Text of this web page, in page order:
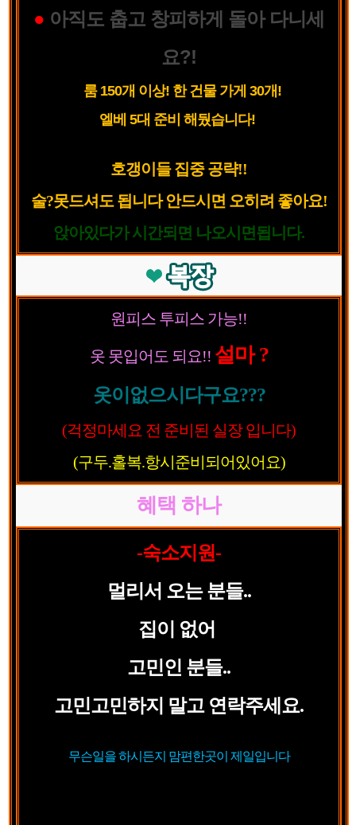
● 아직도 춥고 창피하게 돌아 다니세
요?!
룸 150개 이상! 한 건물 가게 30개!
엘베 5대 준비 해뒀습니다!
호갱이들 집중 공략!!
술?못드셔도 됩니다 안드시면 오히려 좋아요!
앉아있다가 시간되면 나오시면됩니다.
원피스 투피스 가능!!
옷 못입어도 되요!! 설마 ?
옷이없으시다구요???
(걱정마세요 전 준비된 실장 입니다)
(구두.홀복.항시준비되어있어요)
혜택 하나
-숙소지원-
멀리서 오는 분들..
집이 없어
고민인 분들..
고민고민하지 말고 연락주세요.
무슨일을 하시든지 맘편한곳이 제일입니다